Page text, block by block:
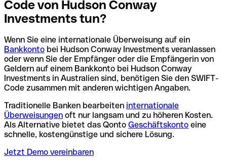
Code von Hudson Conway
Investments tun?
Wenn Sie eine internationale Überweisung auf ein
Bankkonto bei Hudson Conway Investments veranlassen
oder wenn Sie der Empfänger oder die Empfängerin von
Geldern auf einem Bankkonto bei Hudson Conway
Investments in Australien sind, benötigen Sie den SWIFT-
Code zusammen mit anderen wichtigen Angaben.
Traditionelle Banken bearbeiten internationale
Überweisungen oft nur langsam und zu höheren Kosten.
Als Alternative bietet das Qonto Geschäftskonto eine
schnelle, kostengünstige und sichere Lösung.
Jetzt Demo vereinbaren